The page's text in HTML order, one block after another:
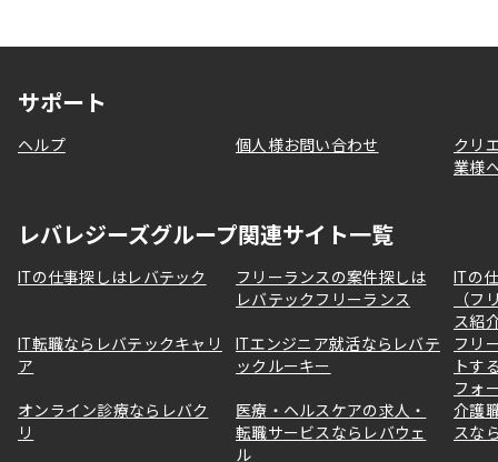
サポート
ヘルプ 個人様お問い合わせ
クリ
業様
レバレジーズグループ関連サイト一覧
ITの仕事探しはレバテック
フリーランスの案件探しは
レバテックフリーランス
ITの
（フ
ス紹
IT転職ならレバテックキャリ
ア
ITエンジニア就活ならレバテ
ックルーキー
フリ
トす
フォ
オンライン診療ならレバク
リ
医療・ヘルスケアの求人・
転職サービスならレバウェ
ル
介護
スな